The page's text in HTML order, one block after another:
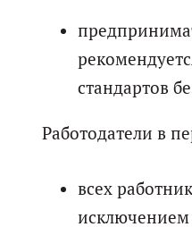
стандартов
Работодатели в
всех